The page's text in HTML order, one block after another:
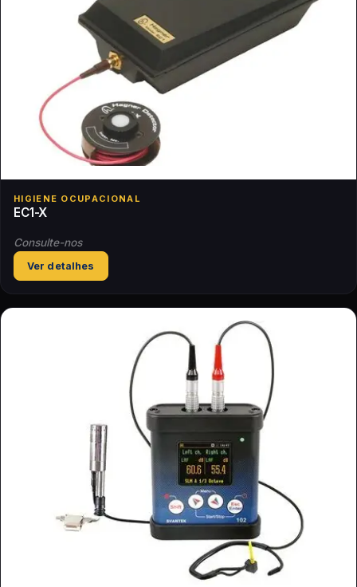
HIGIENE OCUPACIONAL
EC1-X
Consulte-nos
Ver detalhes